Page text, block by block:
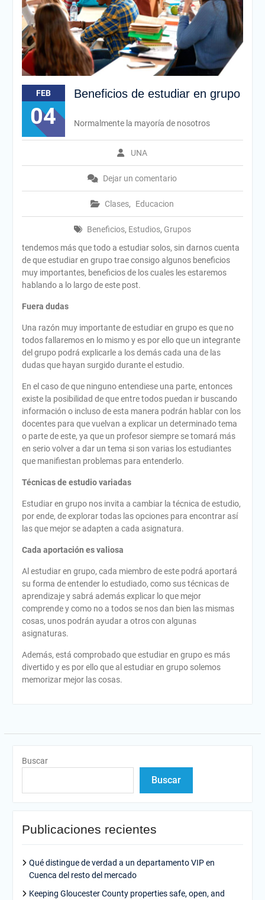
FEB
04
Beneficios de estudiar en grupo
UNA
Dejar un comentario
Clases, Educacion
Beneficios, Estudios, Grupos
Normalmente la mayoría de nosotros
tendemos más que todo a estudiar solos, sin darnos cuenta
de que estudiar en grupo trae consigo algunos beneficios
muy importantes, beneficios de los cuales les estaremos
hablando a lo largo de este post.
Fuera dudas
Una razón muy importante de estudiar en grupo es que no
todos fallaremos en lo mismo y es por ello que un integrante
del grupo podrá explicarle a los demás cada una de las
dudas que hayan surgido durante el estudio.
En el caso de que ninguno entendiese una parte, entonces
existe la posibilidad de que entre todos puedan ir buscando
información o incluso de esta manera podrán hablar con los
docentes para que vuelvan a explicar un determinado tema
o parte de este, ya que un profesor siempre se tomará más
en serio volver a dar un tema si son varias los estudiantes
que manifiestan problemas para entenderlo.
Técnicas de estudio variadas
Estudiar en grupo nos invita a cambiar la técnica de estudio,
por ende, de explorar todas las opciones para encontrar así
las que mejor se adapten a cada asignatura.
Cada aportación es valiosa
Al estudiar en grupo, cada miembro de este podrá aportará
su forma de entender lo estudiado, como sus técnicas de
aprendizaje y sabrá además explicar lo que mejor
comprende y como no a todos se nos dan bien las mismas
cosas, unos podrán ayudar a otros con algunas
asignaturas.
Además, está comprobado que estudiar en grupo es más
divertido y es por ello que al estudiar en grupo solemos
memorizar mejor las cosas.
Buscar
Buscar
Publicaciones recientes
Qué distingue de verdad a un departamento VIP en
Cuenca del resto del mercado
Keeping Gloucester County properties safe, open, and